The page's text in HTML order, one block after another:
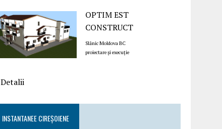
OPTIM EST
CONSTRUCT
Slănic Moldova BC
proiectare și execuție
Detalii
INSTANTANEE CIREȘOIENE